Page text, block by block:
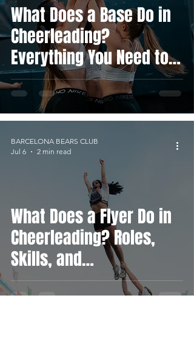
What Does a Base Do in
Cheerleading?
Everything You Need to
Know
What Does a Flyer Do in
Cheerleading? Roles,
Skills, and
Responsibilities
BARCELONA BEARS CLUB
Jul 6
2 min read